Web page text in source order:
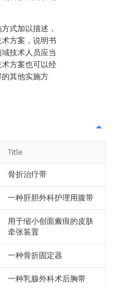
式加以描述，
方案，说明书
技术人员应当
方案也可以经
其他实施方
Title
骨折治疗带
一种肝胆外科护理用腹带
用于缩小创面瘢痕的皮肤
牵张装置
一种骨折固定器
一种乳腺外科术后胸带